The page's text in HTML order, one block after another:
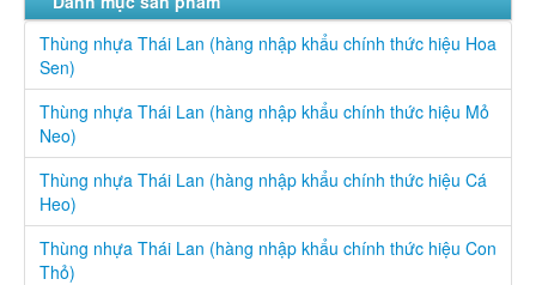
Giới thiệu
Sản phẩm
Tin tức
Liên hệ
Hotline: 0913 885 205 - 0947 550 588
Thùng nhựa Thái Lan (hàng nhập khẩu chính thức hiệu Hoa
Sen)
Thùng nhựa Thái Lan (hàng nhập khẩu chính thức hiệu Mỏ
Neo)
Thùng nhựa Thái Lan (hàng nhập khẩu chính thức hiệu Cá
Heo)
Thùng nhựa Thái Lan (hàng nhập khẩu chính thức hiệu Con
Thỏ)